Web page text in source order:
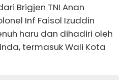
Brigjen TNI Anan
Inf Faisol Izuddin
haru dan dihadiri oleh
termasuk Wali Kota